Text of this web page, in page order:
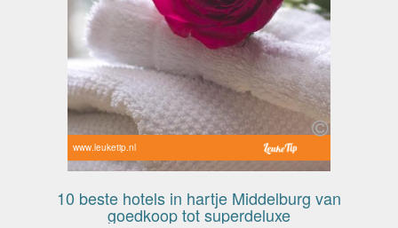
www.leuketip.nl
10 beste hotels in hartje Middelburg van
goedkoop tot superdeluxe